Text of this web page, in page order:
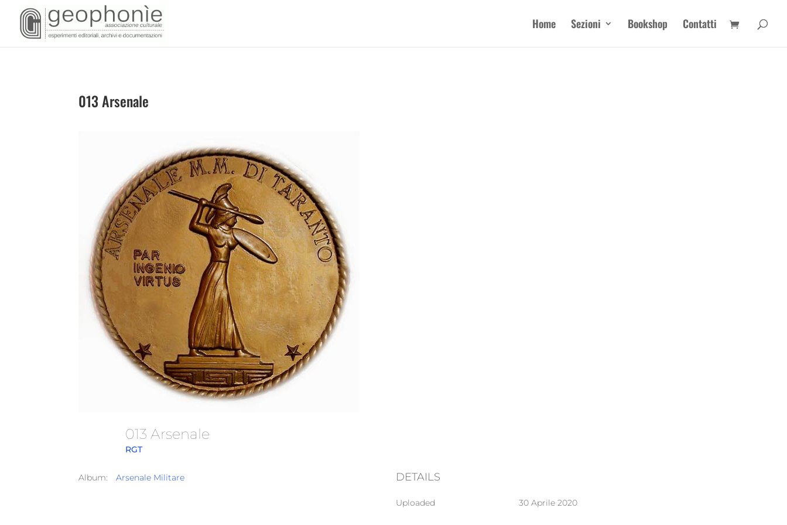
Home Sezioni Bookshop Contatti
013 Arsenale
013 Arsenale
RGT
Album: Arsenale Militare DETAILS
Uploaded 30 Aprile 2020